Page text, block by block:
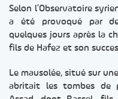
Selon l’Observatoire
a été provoqué par
quelques jours après la
fils de Hafez et son
Le mausolée, situé sur
abritait les tombes de